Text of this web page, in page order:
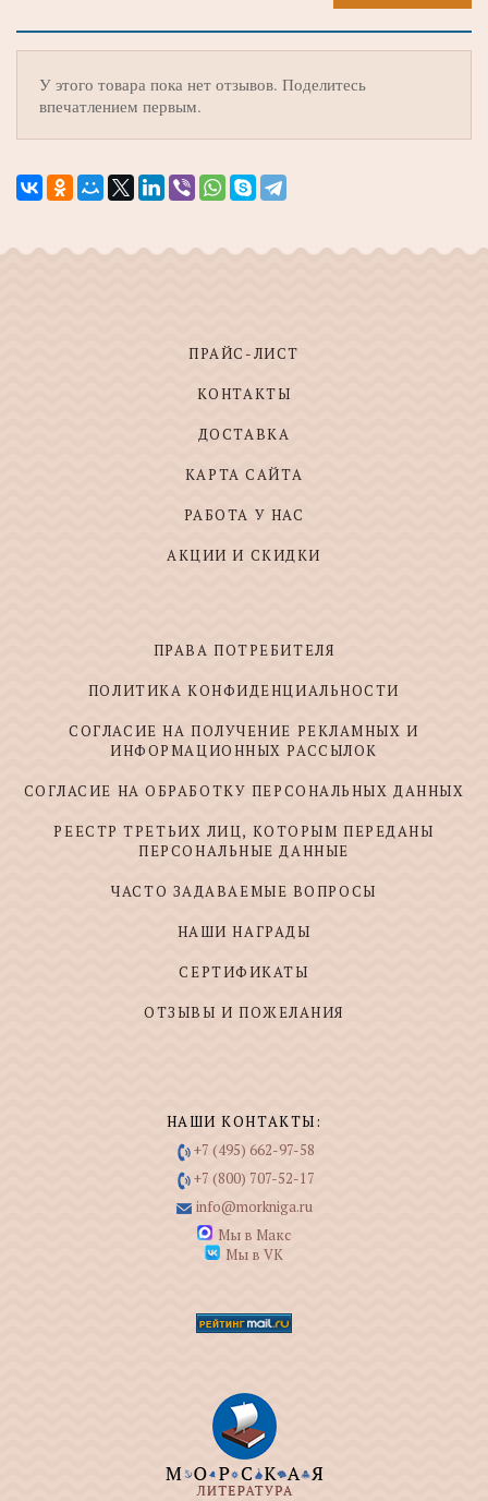
У этого товара пока нет отзывов. Поделитесь
впечатлением первым.
ПРАЙС-ЛИСТ
КОНТАКТЫ
ДОСТАВКА
КАРТА САЙТА
РАБОТА У НАС
АКЦИИ И СКИДКИ
ПРАВА ПОТРЕБИТЕЛЯ
ПОЛИТИКА КОНФИДЕНЦИАЛЬНОСТИ
СОГЛАСИЕ НА ПОЛУЧЕНИЕ РЕКЛАМНЫХ И
ИНФОРМАЦИОННЫХ РАССЫЛОК
СОГЛАСИЕ НА ОБРАБОТКУ ПЕРСОНАЛЬНЫХ ДАННЫХ
РЕЕСТР ТРЕТЬИХ ЛИЦ, КОТОРЫМ ПЕРЕДАНЫ
ПЕРСОНАЛЬНЫЕ ДАННЫЕ
ЧАСТО ЗАДАВАЕМЫЕ ВОПРОСЫ
НАШИ НАГРАДЫ
СЕРТИФИКАТЫ
ОТЗЫВЫ И ПОЖЕЛАНИЯ
НАШИ КОНТАКТЫ:
+7 (495) 662-97-58
+7 (800) 707-52-17
info@morkniga.ru
Мы в Макс
Мы в VK